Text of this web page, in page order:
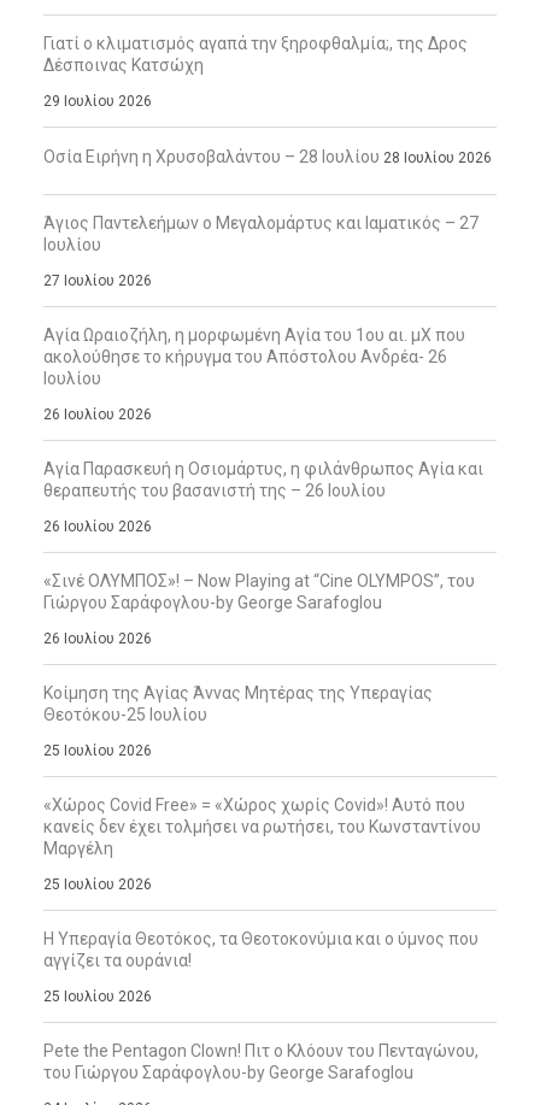
Γιατί ο κλιματισμός αγαπά την ξηροφθαλμία;, της Δρος
Δέσποινας Κατσώχη
29 Ιουλίου 2026
Οσία Ειρήνη η Χρυσοβαλάντου – 28 Ιουλίου 28 Ιουλίου 2026
Άγιος Παντελεήμων ο Μεγαλομάρτυς και Ιαματικός – 27
Ιουλίου
27 Ιουλίου 2026
Αγία Ωραιοζήλη, η μορφωμένη Αγία του 1ου αι. μΧ που
ακολούθησε το κήρυγμα του Απόστολου Ανδρέα- 26
Ιουλίου
26 Ιουλίου 2026
Αγία Παρασκευή η Οσιομάρτυς, η φιλάνθρωπος Αγία και
θεραπευτής του βασανιστή της – 26 Ιουλίου
26 Ιουλίου 2026
«Σινέ ΟΛΥΜΠΟΣ»! – Now Playing at “Cine OLYMPOS”, του
Γιώργου Σαράφογλου-by George Sarafoglou
26 Ιουλίου 2026
Κοίμηση της Αγίας Άννας Μητέρας της Υπεραγίας
Θεοτόκου-25 Ιουλίου
25 Ιουλίου 2026
«Χώρος Covid Free» = «Χώρος χωρίς Covid»! Αυτό που
κανείς δεν έχει τολμήσει να ρωτήσει, του Κωνσταντίνου
Μαργέλη
25 Ιουλίου 2026
Η Υπεραγία Θεοτόκος, τα Θεοτοκονύμια και ο ύμνος που
αγγίζει τα ουράνια!
25 Ιουλίου 2026
Pete the Pentagon Clown! Πιτ ο Κλόουν του Πενταγώνου,
του Γιώργου Σαράφογλου-by George Sarafoglou